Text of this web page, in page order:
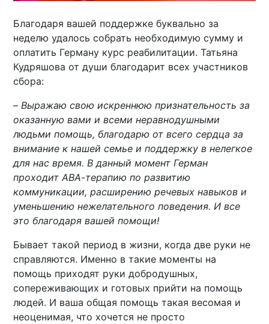
Благодаря вашей поддержке буквально за
неделю удалось собрать необходимую сумму и
оплатить Герману курс реабилитации. Татьяна
Кудряшова от души благодарит всех участников
сбора:
– Выражаю свою искреннюю признательность за
оказанную вами и всеми неравнодушными
людьми помощь, благодарю от всего сердца за
внимание к нашей семье и поддержку в нелегкое
для нас время. В данный момент Герман
проходит АВА-терапию по развитию
коммуникации, расширению речевых навыков и
уменьшению нежелательного поведения. И все
это благодаря вашей помощи!
Бывает такой период в жизни, когда две руки не
справляются. Именно в такие моменты на
помощь приходят руки добродушных,
сопереживающих и готовых прийти на помощь
людей. И ваша общая помощь такая весомая и
неоценимая, что хочется не просто